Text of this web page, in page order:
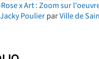
x Art : Zoom sur
Poulier parVille de